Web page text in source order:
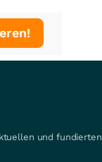
und fundierten